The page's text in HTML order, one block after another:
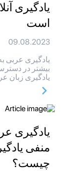
یادگیری
است
09.08.2023
یادگیری عربی
بیشتر در
یادگیری زبان
یادگیری
منفی
چیست؟